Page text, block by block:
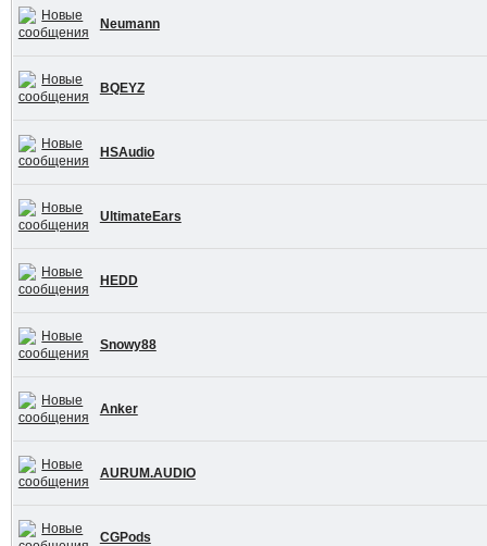
Neumann
BQEYZ
HSAudio
UltimateEars
HEDD
Snowy88
Anker
AURUM.AUDIO
CGPods